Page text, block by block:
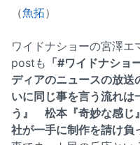
（魚拓）
ワイドナショーの宮澤
postも 「#ワイドナショ
ディアのニュースの放送
いに同じ事を言う流れは
う』 松本『奇妙な感じ
社が一手に制作を請け負